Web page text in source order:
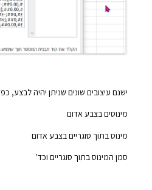
ישנם עיצובים שונים שניתן יהיה לבצע,
מינוסים בצבע אדום
מינוס בתוך סוגריים בצבע אדום
סמן המינוס בתוך סוגריים וכד'